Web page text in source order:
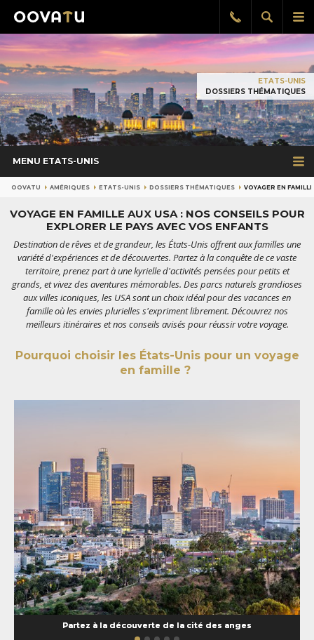
le
Afficher
la
Rappel
gratuit
ETATS-UNIS
DOSSIERS THÉMATIQUES
MENU ETATS-UNIS
OOVATU AMÉRIQUES ETATS-UNIS DOSSIERS THÉMATIQUES VOYAGER EN
VOYAGE EN FAMILLE AUX USA : NOS CONSEILS POUR
EXPLORER LE PAYS AVEC VOS ENFANTS
Destination de rêves et de grandeur, les États-Unis offrent aux familles une
variété d'expériences et de découvertes. Partez à la conquête de ce vaste
territoire, prenez part à une kyrielle d'activités pensées pour petits et
grands, et vivez des aventures mémorables. Des parcs naturels grandioses
aux villes iconiques, les USA sont un choix idéal pour des vacances en
famille où les envies plurielles s'expriment librement. Découvrez nos
meilleurs itinéraires et nos conseils avisés pour réussir votre voyage.
Pourquoi choisir les États-Unis pour un voyage
en famille ?
Partez à la découverte de la cité des anges